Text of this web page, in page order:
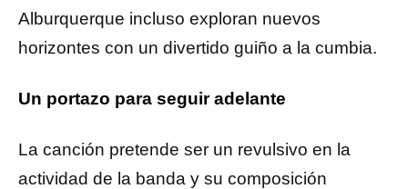
Alburquerque incluso exploran nuevos
horizontes con un divertido guiño a la cumbia.
Un portazo para seguir adelante
La canción pretende ser un revulsivo en la
actividad de la banda y su composición